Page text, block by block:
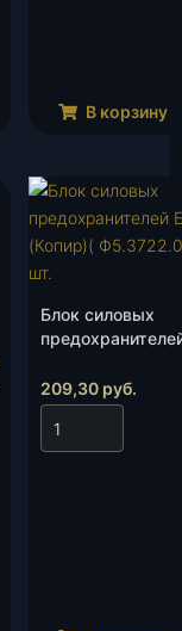
В корзину
Блок силовых
209,30 руб.